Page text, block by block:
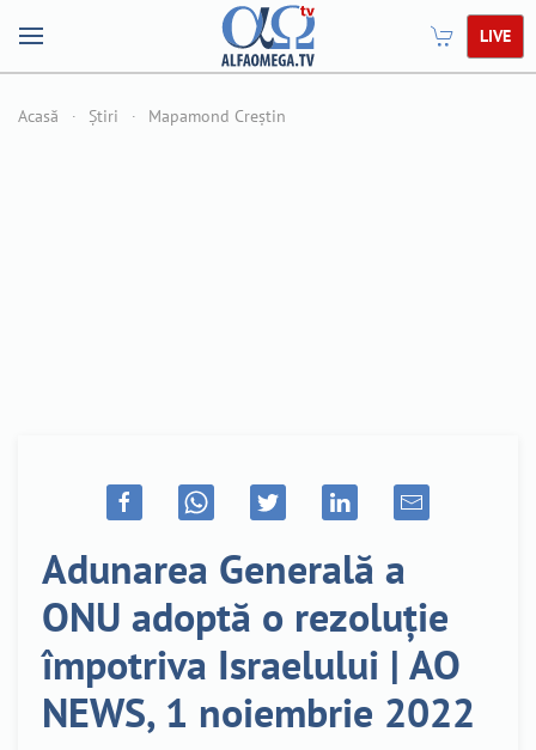
LIVE
Acasă Știri Mapamond Creștin
Adunarea Generală a
ONU adoptă o rezoluție
împotriva Israelului | AO
NEWS, 1 noiembrie 2022